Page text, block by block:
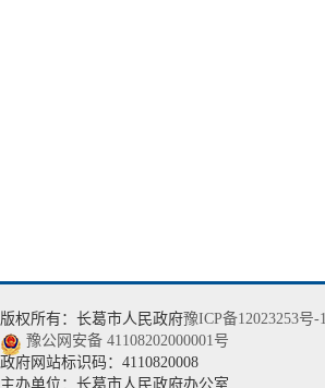
版权所有：长葛市人民政府豫ICP备12023253号-1
豫公网安备 41108202000001号
政府网站标识码：4110820008
主办单位：长葛市人民政府办公室